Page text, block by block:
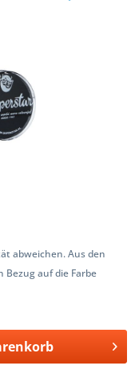
abweichen. Aus den
auf die Farbe